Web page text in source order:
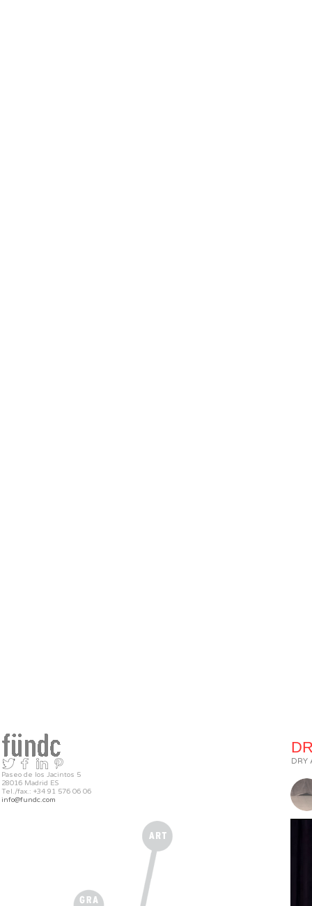
Paseo de los Jacintos 5
28016 Madrid ES
Tel./fax.: +34 91 576 06 06
info@fundc.com
DRY